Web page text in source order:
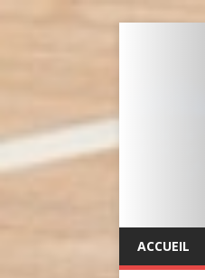
LES
BASKET
ACCUEIL